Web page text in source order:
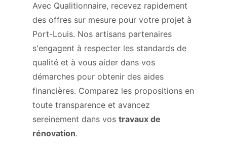
Avec Qualitionnaire, recevez rapidement
des offres sur mesure pour votre projet à
Port-Louis. Nos artisans partenaires
s'engagent à respecter les standards de
qualité et à vous aider dans vos
démarches pour obtenir des aides
financières. Comparez les propositions en
toute transparence et avancez
sereinement dans vos travaux de
rénovation.